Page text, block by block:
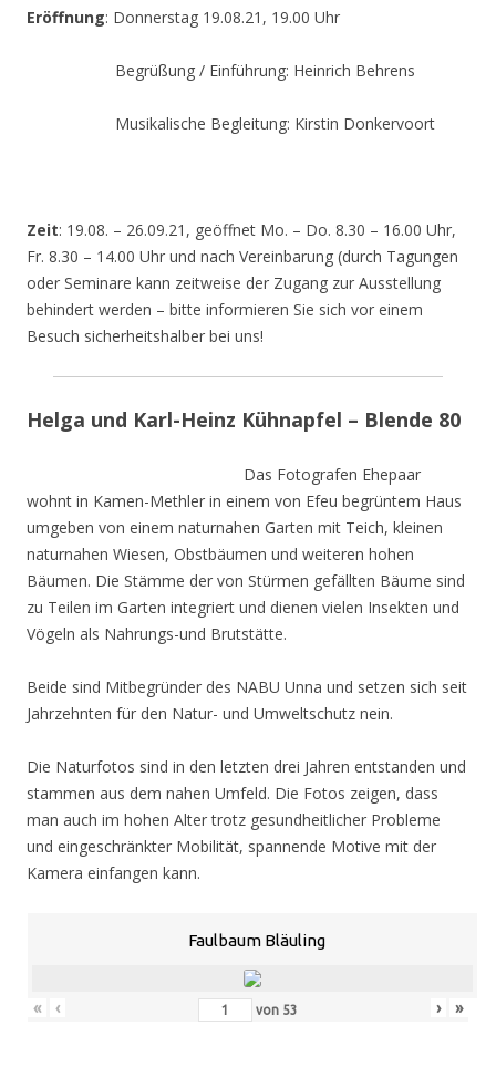
Eröffnung: Donnerstag 19.08.21, 19.00 Uhr
Begrüßung / Einführung: Heinrich Behrens
Musikalische Begleitung: Kirstin Donkervoort
Zeit: 19.08. – 26.09.21, geöffnet Mo. – Do. 8.30 – 16.00 Uhr,
Fr. 8.30 – 14.00 Uhr und nach Vereinbarung (durch Tagungen
oder Seminare kann zeitweise der Zugang zur Ausstellung
behindert werden – bitte informieren Sie sich vor einem
Besuch sicherheitshalber bei uns!
Helga und Karl-Heinz Kühnapfel – Blende 80
Das Fotografen Ehepaar
wohnt in Kamen-Methler in einem von Efeu begrüntem Haus
umgeben von einem naturnahen Garten mit Teich, kleinen
naturnahen Wiesen, Obstbäumen und weiteren hohen
Bäumen. Die Stämme der von Stürmen gefällten Bäume sind
zu Teilen im Garten integriert und dienen vielen Insekten und
Vögeln als Nahrungs-und Brutstätte.
Beide sind Mitbegründer des NABU Unna und setzen sich seit
Jahrzehnten für den Natur- und Umweltschutz nein.
Die Naturfotos sind in den letzten drei Jahren entstanden und
stammen aus dem nahen Umfeld. Die Fotos zeigen, dass
man auch im hohen Alter trotz gesundheitlicher Probleme
und eingeschränkter Mobilität, spannende Motive mit der
Kamera einfangen kann.
Faulbaum Bläuling
« ‹ von 53 › »